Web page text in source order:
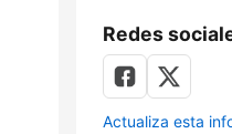
Redes
Actualiza esta